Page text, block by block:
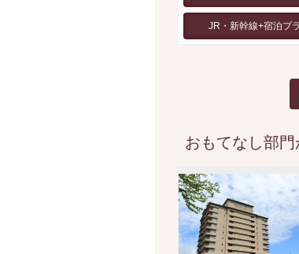
JR・新幹線+宿泊プ
おもてなし部